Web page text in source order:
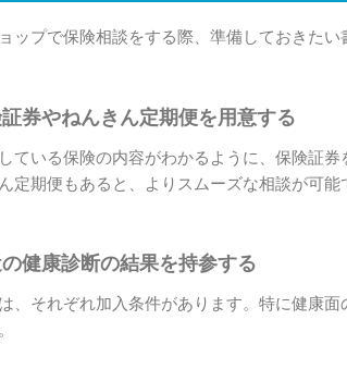
ップで保険相談をする際、準備しておきたい
券やねんきん定期便を用意する
ている保険の内容がわかるように、保険証
定期便もあると、よりスムーズな相談が可能
健康診断の結果を持参する
、それぞれ加入条件があります。特に健康